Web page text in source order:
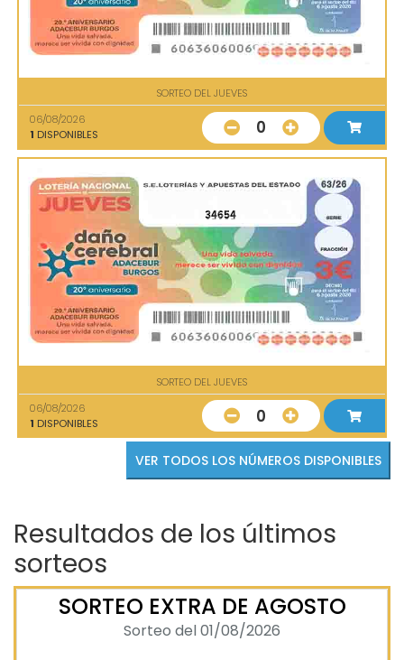
SORTEO DEL JUEVES
06/08/2026
1 DISPONIBLES 0
34654
SORTEO DEL JUEVES
06/08/2026
1 DISPONIBLES 0
VER TODOS LOS NÚMEROS DISPONIBLES
Resultados de los últimos
sorteos
SORTEO EXTRA DE AGOSTO
Sorteo del 01/08/2026